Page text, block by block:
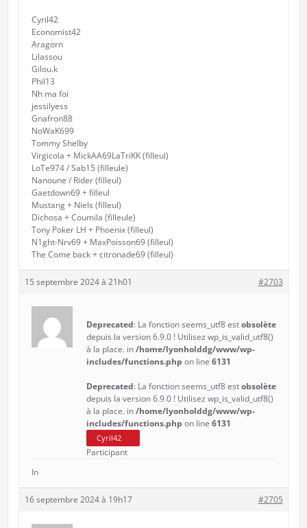
Cyril42
Economist42
Aragorn
Lilassou
Gilou.k
Phil13
Nh ma foi
jessilyess
Gnafron88
NoWaK699
Tommy Shelby
Virgicola + MickAA69LaTriKK (filleul)
LoTe974 / Sab15 (filleule)
Nanoune / Rider (filleul)
Gaetdown69 + filleul
Mustang + Niels (filleul)
Dichosa + Coumila (filleule)
Tony Poker LH + Phoenix (filleul)
N1ght-Nrv69 + MaxPoisson69 (filleul)
The Come back + citronade69 (filleul)
15 septembre 2024 à 21h01 #2703
Deprecated: La fonction seems_utf8 estobsolète
depuis la version 6.9.0 ! Utilisez wp_is_valid_utf8()
à la place. in/home/lyonholddg/www/wp-
includes/functions.php on line 6131
Deprecated: La fonction seems_utf8 estobsolète
depuis la version 6.9.0 ! Utilisez wp_is_valid_utf8()
à la place. in/home/lyonholddg/www/wp-
includes/functions.php on line 6131
Cyril42
Participant
In
16 septembre 2024 à 19h17 #2705